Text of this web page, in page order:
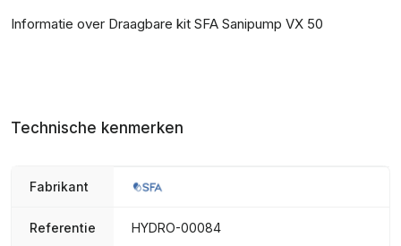
Informatie over Draagbare kit SFA Sanipump VX 50
Technische kenmerken
Fabrikant
Referentie HYDRO-00084